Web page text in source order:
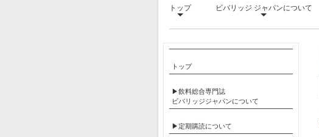
トップ ビバリッジ ジャパンについて
トップ
▶飲料総合専門誌
ビバリッジジャパンについて
▶定期購読について